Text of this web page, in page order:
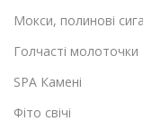
Мокси, полинові
Голчасті молоточки
SPA Камені
Фіто свічі